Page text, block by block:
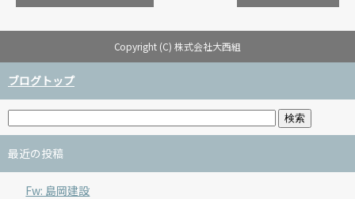
Copyright (C) 株式会社大西組
ブログトップ
最近の投稿
Fw: 島岡建設